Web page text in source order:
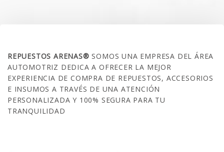
REPUESTOS ARENAS®SOMOS UNA EMPRESA DEL ÁREA
AUTOMOTRIZ DEDICA A OFRECER LA MEJOR
EXPERIENCIA DE COMPRA DE REPUESTOS, ACCESORIOS
E INSUMOS A TRAVÉS DE UNA ATENCIÓN
PERSONALIZADA Y 100% SEGURA PARA TU
TRANQUILIDAD